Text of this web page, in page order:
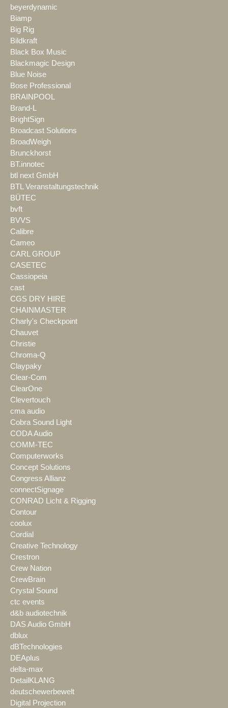
beyerdynamic
Biamp
Big Rig
Bildkraft
Black Box Music
Blackmagic Design
Blue Noise
Bose Professional
BRAINPOOL
Brand-L
BrightSign
Broadcast Solutions
BroadWeigh
Brunckhorst
BT.innotec
btl next GmbH
BTL Veranstaltungstechnik
BÜTEC
bvft
BVVS
Calibre
Cameo
CARL GROUP
CASETEC
Cassiopeia
cast
CGS DRY HIRE
CHAINMASTER
Charly's Checkpoint
Chauvet
Christie
Chroma-Q
Claypaky
Clear-Com
ClearOne
Clevertouch
cma audio
Cobra Sound Light
CODA Audio
COMM-TEC
Computerworks
Concept Solutions
Congress Allianz
connectSignage
CONRAD Licht & Rigging
Contour
coolux
Cordial
Creative Technology
Crestron
Crew Nation
CrewBrain
Crystal Sound
ctc events
d&b audiotechnik
DAS Audio GmbH
dblux
dBTechnologies
DEAplus
delta-max
DetailKLANG
deutschewerbewelt
Digital Projection